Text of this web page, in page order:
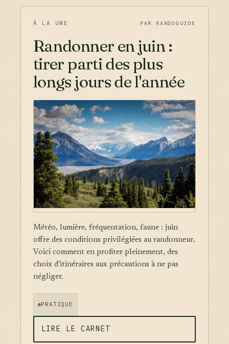
À LA UNE PAR RANDOGUIDE
Randonner en juin :
tirer parti des plus
longs jours de l'année
Météo, lumière, fréquentation, faune : juin
offre des conditions privilégiées au randonneur.
Voici comment en profiter pleinement, des
choix d'itinéraires aux précautions à ne pas
négliger.
PRATIQUE
LIRE LE CARNET